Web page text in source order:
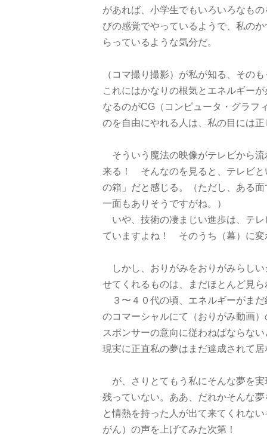
があれば、小学生でもいろいろなも
びの感覚でやっているようで、私の
らっているような気分だ。
（コマ撮り撮影）が私が知る、その
これにはかなりの根気とエネルギー
なるのがCG（コンピュータ・グラフ
のを自由にやれる人は、私の目には
そういう魔法の映像がテレビから
来る！ そんなのを見ると、テレビと
の箱」だと感じる。（ただし、ある
一面もありそうですがね。）
いや、技術の凄まじい進歩は、テ
ていますよね！ そのうち（幕）に変
しかし、おりがみをおりがみらし
せてくれるものは、まだほとんど見
３〜４０代の頃、エネルギーがま
のコマーシャルにて（おりがみ動画
スポンサーの意向に従わねばならな
現実に正直私の夢はまだ達成されて居
が、さりとてもう私にそんな夢を
残っていない。ああ、だれかそんな
と情熱を持った人が出て来てくれな
がん）の声を上げてみた次第！